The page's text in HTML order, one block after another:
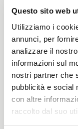
Questo sito web
Utilizziamo i
annunci, per
analizzare il
informazioni sul
nostri partner che
pubblicità e social
con altre
raccolto dal suo